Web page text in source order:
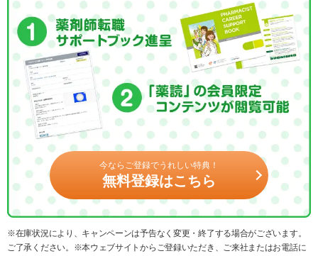
今ならご登録でうれしい特典！
無料登録はこちら
※在庫状況により、キャンペーンは予告なく変更・終了する場合がございます。
ご了承ください。※本ウェブサイトからご登録いただき、ご来社またはお電話に